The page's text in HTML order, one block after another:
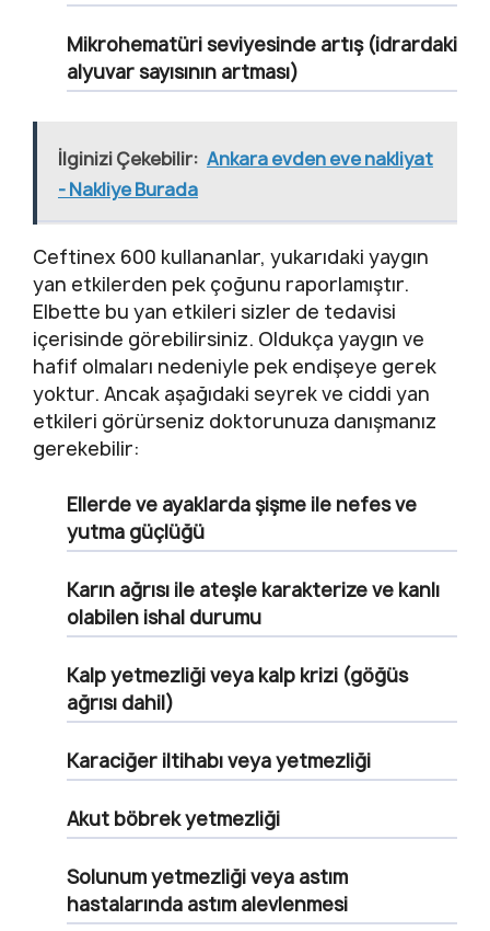
Mikrohematüri seviyesinde artış (idrardaki
alyuvar sayısının artması)
İlginizi Çekebilir: Ankara evden eve nakliyat
- Nakliye Burada
Ceftinex 600 kullananlar, yukarıdaki yaygın
yan etkilerden pek çoğunu raporlamıştır.
Elbette bu yan etkileri sizler de tedavisi
içerisinde görebilirsiniz. Oldukça yaygın ve
hafif olmaları nedeniyle pek endişeye gerek
yoktur. Ancak aşağıdaki seyrek ve ciddi yan
etkileri görürseniz doktorunuza danışmanız
gerekebilir:
Ellerde ve ayaklarda şişme ile nefes ve
yutma güçlüğü
Karın ağrısı ile ateşle karakterize ve kanlı
olabilen ishal durumu
Kalp yetmezliği veya kalp krizi (göğüs
ağrısı dahil)
Karaciğer iltihabı veya yetmezliği
Akut böbrek yetmezliği
Solunum yetmezliği veya astım
hastalarında astım alevlenmesi